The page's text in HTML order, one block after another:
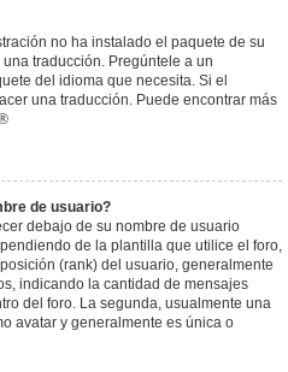
no ha instalado el paquete de su
traducción. Pregúntele a un
del idioma que necesita. Si el
una traducción. Puede encontrar más
de usuario?
debajo de su nombre de usuario
de la plantilla que utilice el foro,
(rank) del usuario, generalmente
indicando la cantidad de mensajes
del foro. La segunda, usualmente una
avatar y generalmente es única o